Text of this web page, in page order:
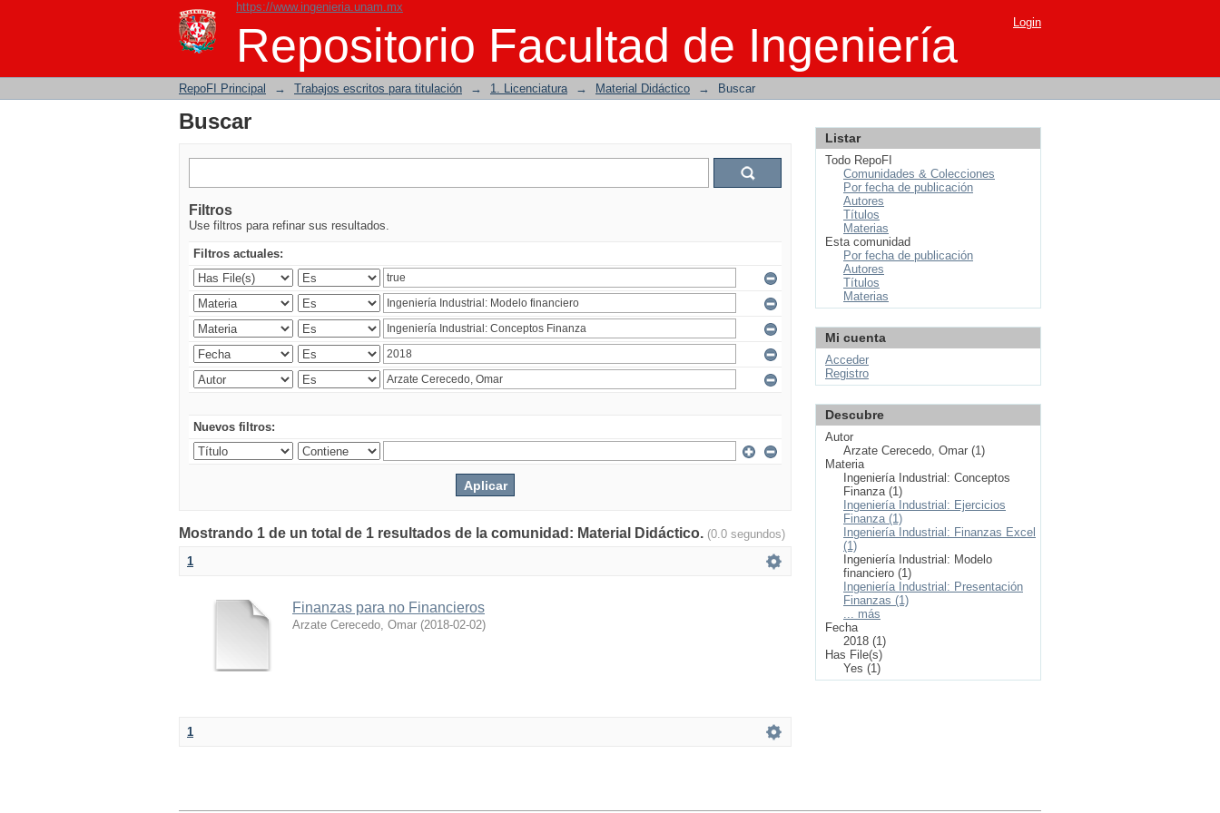
https://www.ingenieria.unam.mx
Repositorio Facultad de Ingeniería
Buscar Login
RepoFI Principal → Trabajos escritos para titulación → 1. Licenciatura → Material Didáctico → Buscar
Buscar
Filtros
Use filtros para refinar sus resultados.
Filtros actuales:
Nuevos filtros:
Mostrando 1 de un total de 1 resultados de la comunidad: Material Didáctico. (0.0 segundos)
1
Finanzas para no Financieros
Arzate Cerecedo, Omar (2018-02-02)
1
Listar
Todo RepoFI
Comunidades & Colecciones
Por fecha de publicación
Autores
Títulos
Materias
Esta comunidad
Por fecha de publicación
Autores
Títulos
Materias
Mi cuenta
Acceder
Registro
Descubre
Autor
Arzate Cerecedo, Omar (1)
Materia
Ingeniería Industrial: Conceptos
Finanza (1)
Ingeniería Industrial: Ejercicios
Finanza (1)
Ingeniería Industrial: Finanzas Excel
(1)
Ingeniería Industrial: Modelo
financiero (1)
Ingeniería Industrial: Presentación
Finanzas (1)
... más
Fecha
2018 (1)
Has File(s)
Yes (1)